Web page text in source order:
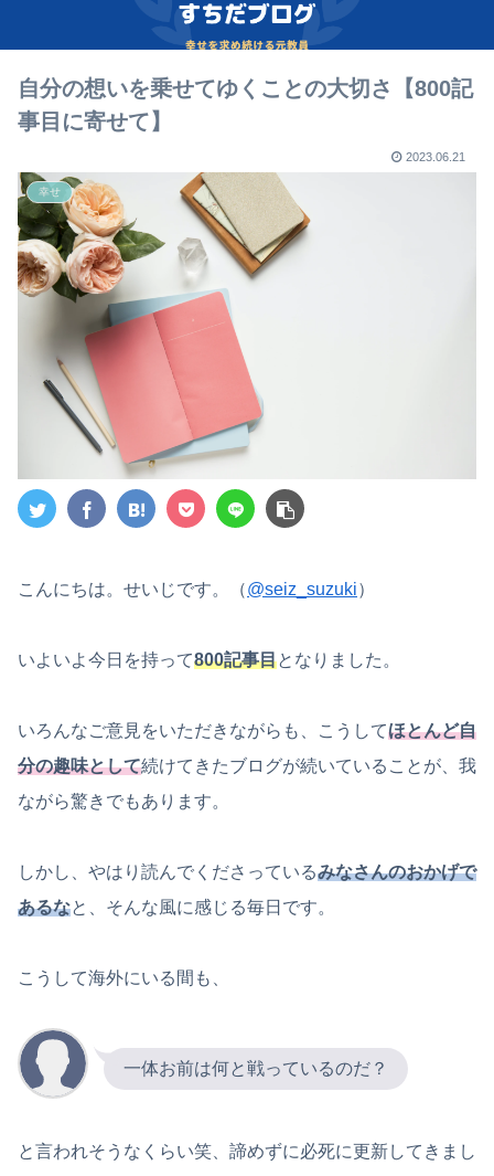
自分の想いを乗せてゆくことの大切さ【800記
事目に寄せて】
2023.06.21
幸せ
こんにちは。せいじです。（@seiz_suzuki）
いよいよ今日を持って800記事目となりました。
いろんなご意見をいただきながらも、こうしてほとんど自
分の趣味として続けてきたブログが続いていることが、我
ながら驚きでもあります。
しかし、やはり読んでくださっているみなさんのおかげで
あるなと、そんな風に感じる毎日です。
こうして海外にいる間も、
一体お前は何と戦っているのだ？
と言われそうなくらい笑、諦めずに必死に更新してきまし